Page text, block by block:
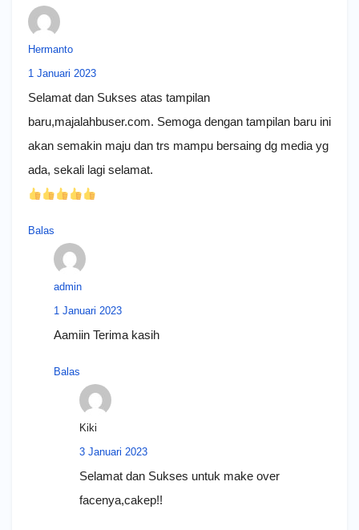
Hermanto
1 Januari 2023
Selamat dan Sukses atas tampilan
baru,majalahbuser.com. Semoga dengan tampilan baru ini
akan semakin maju dan trs mampu bersaing dg media yg
ada, sekali lagi selamat.
Balas
admin
1 Januari 2023
Aamiin Terima kasih
Balas
Kiki
3 Januari 2023
Selamat dan Sukses untuk make over
facenya,cakep!!